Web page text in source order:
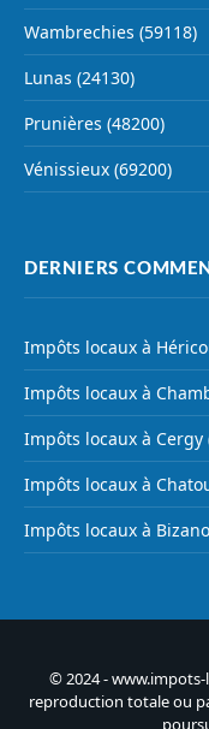
Wambrechies (59118)
Lunas (24130)
Prunières (48200)
Vénissieux (69200)
DERNIERS
Impôts locaux à
Impôts locaux à
Impôts locaux à Cergy
Impôts locaux à
Impôts locaux à
© 2024 -
reproduction totale ou